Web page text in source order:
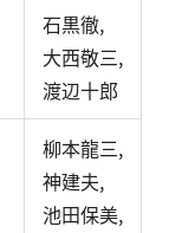
石黒徹,
大西敬三,
渡辺十郎
柳本龍三,
神建夫,
池田保美,